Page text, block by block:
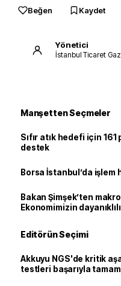
Beğen Kaydet
Yönetici
İstanbul Ticaret
Manşetten Seçmeler
Sıfır atık hedefi için
destek
Borsa İstanbul’da işlem
Bakan Şimşek’ten
Ekonomimizin
Editörün Seçimi
Akkuyu NGS'de kritik
testleri başarıyla